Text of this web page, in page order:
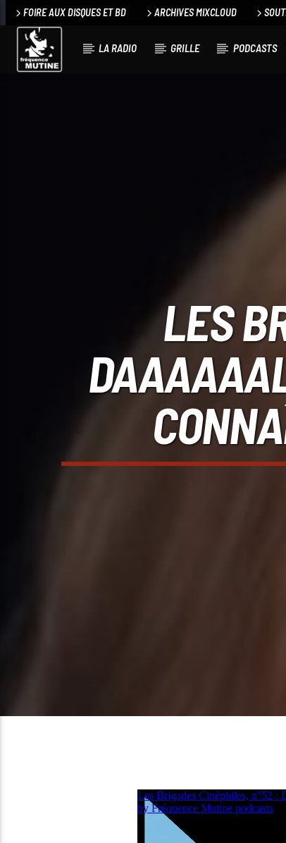
FOIRE AUX DISQUES ET BD ARCHIVES MIXCLOUD
LA RADIO GRILLE PODCASTS
LES